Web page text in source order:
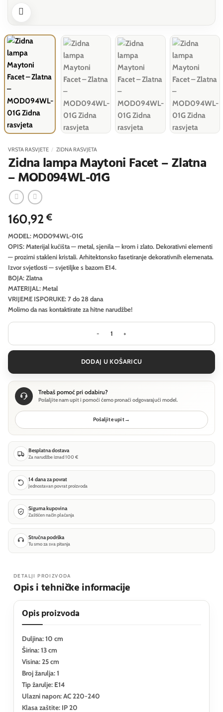
VRSTA RASVJETE / ZIDNA RASVJETA
Zidna lampa Maytoni Facet – Zlatna
– MOD094WL-01G
160,92€
MODEL: MOD094WL-01G
OPIS: Materijal kućišta — metal, sjenila — krom i zlato. Dekorativni elementi
— prozirni stakleni kristali. Arhitektonsko fasetiranje dekorativnih elemenata.
Izvor svjetlosti — svjetiljke s bazom E14.
BOJA: Zlatna
MATERIJAL: Metal
VRIJEME ISPORUKE: 7 do 28 dana
Molimo da nas kontaktirate za hitne narudžbe!
Zidna lampa Maytoni Facet - Zlatna
DODAJ U KOŠARICU
Trebaš pomoć pri odabiru?
Pošaljite nam upit i pomoći ćemo pronaći odgovarajući model.
Pošaljite upit→
Besplatna dostava
Za narudžbe iznad 100 €
14 dana za povrat
Jednostavan povrat proizvoda
Sigurna kupovina
Zaštićen način plaćanja
Stručna podrška
Tu smo za sva pitanja
DETALJI PROIZVODA
Opis i tehničke informacije
Opis proizvoda
Duljina: 10 cm
Širina: 13 cm
Visina: 25 cm
Broj žarulja: 1
Tip žarulje: E14
Ulazni napon: AC 220-240
Klasa zaštite: IP 20